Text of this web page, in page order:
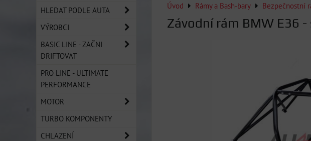
Úvod Rámy a Bash-bary Bezpečnostní
Závodní rám BMW E36
HLEDAT PODLE AUTA
VÝROBCI
BASIC LINE - ZAČNI
DRIFTOVAT
PRO LINE - ULTIMATE
PERFORMANCE
MOTOR
TURBO KOMPONENTY
CHLAZENÍ